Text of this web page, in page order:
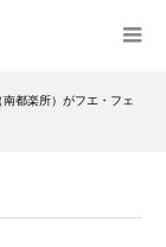
都楽所）がフエ・フェ